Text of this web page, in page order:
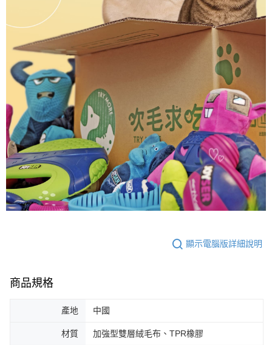
顯示電腦版詳細說明
商品規格
產地 中國
材質 加強型雙層絨毛布、TPR橡膠